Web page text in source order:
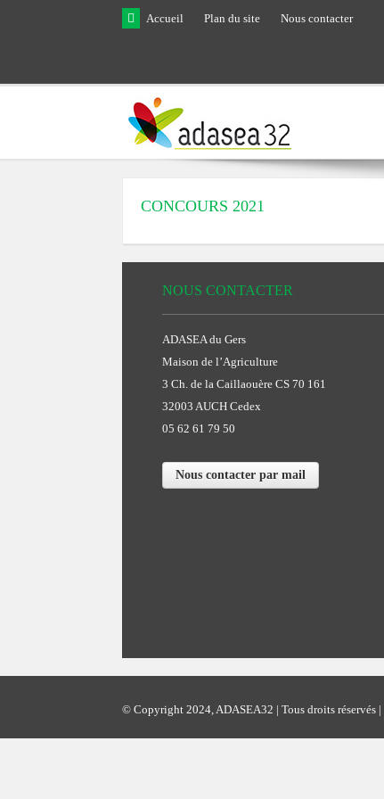
Accueil Plan du site Nous contacter
CONCOURS 2021
NOUS CONTACTER
ADASEA du Gers
Maison de l’Agriculture
3 Ch. de la Caillaouère CS 70 161
32003 AUCH Cedex
05 62 61 79 50
Nous contacter par mail
© Copyright 2024, ADASEA32 | Tous droits réservés |